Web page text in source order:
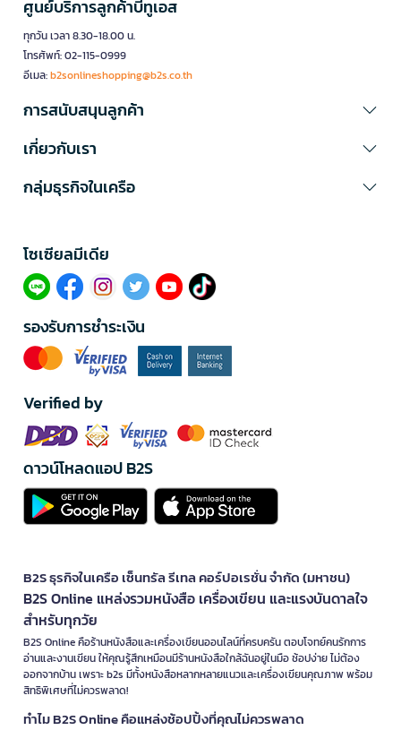
ศูนย์บริการลูกค้าบีทูเอส
ทุกวัน เวลา 8.30-18.00 น.
โทรศัพท์: 02-115-0999
อีเมล:b2sonlineshopping@b2s.co.th
การสนับสนุนลูกค้า
เกี่ยวกับเรา
กลุ่มธุรกิจในเครือ
โซเซียลมีเดีย​
รองรับการชำระเงิน
Verified by
ดาวน์โหลดแอป B2S
B2S ธุรกิจในเครือ เซ็นทรัล รีเทล คอร์ปอเรชั่น จำกัด (มหาชน)
B2S Online แหล่งรวมหนังสือ เครื่องเขียน และแรงบันดาลใจ
สำหรับทุกวัย
B2S Online คือร้านหนังสือและเครื่องเขียนออนไลน์ที่ครบครัน ตอบโจทย์คนรักการ
อ่านและงานเขียน ให้คุณรู้สึกเหมือนมีร้านหนังสือใกล้ฉันอยู่ในมือ ช้อปง่าย ไม่ต้อง
ออกจากบ้าน เพราะ b2s มีทั้งหนังสือหลากหลายแนวและเครื่องเขียนคุณภาพ พร้อม
สิทธิพิเศษที่ไม่ควรพลาด!
ทำไม B2S Online คือแหล่งช้อปปิ้งที่คุณไม่ควรพลาด